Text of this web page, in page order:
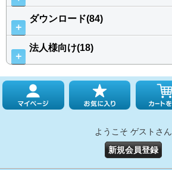
＋
ダウンロード(84)
＋
法人様向け(18)
ようこそ ゲストさん
新規会員登録